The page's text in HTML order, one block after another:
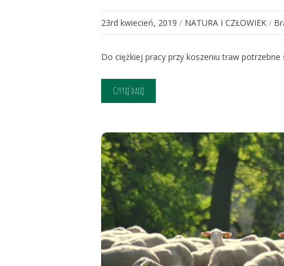
23rd kwiecień, 2019 / NATURA I CZŁOWIEK /
Do ciężkiej pracy przy koszeniu traw
Czytaj dalej